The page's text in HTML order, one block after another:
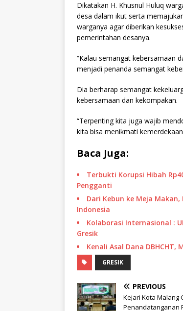
Dikatakan H. Khusnul Huluq
desa dalam ikut serta
warganya agar diberikan
pemerintahan desanya.
“Kalau semangat kebersamaan
menjadi penanda semangat
Dia berharap semangat
kebersamaan dan kekompakan.
“Terpenting kita juga wajib
kita bisa menikmati
Baca Juga:
Terbukti Korupsi Hibah
Pengganti
Dari Kebun ke Meja
Indonesia
Kolaborasi Internasional :
Gresik
Kenali Asal Dana
GRESIK
PREVIOUS
Kejari Kota Malang
Penandatanganan